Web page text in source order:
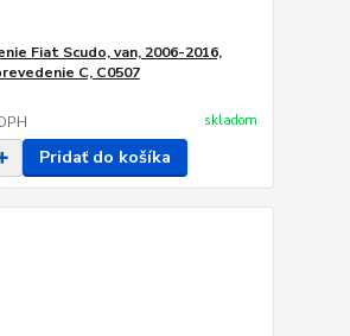
Fiat Scudo, van, 2006-2016,
C, C0507
skladom
Pridať do košíka